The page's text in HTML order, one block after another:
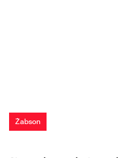
Żabson